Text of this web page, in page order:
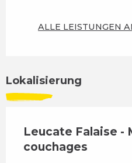
ALLE LEISTUNGEN
Lokalisierung
Leucate Falaise -
couchages